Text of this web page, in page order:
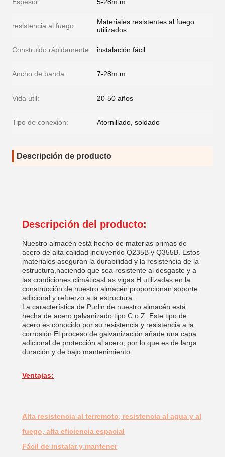
resistencia al fuego:
Materiales resistentes al fuego
utilizados.
Construido rápidamente: instalación fácil
Ancho de banda: 7-28m m
Vida útil: 20-50 años
Tipo de conexión: Atornillado, soldado
Descripción de producto
Descripción del producto:
Nuestro almacén está hecho de materias primas de
acero de alta calidad incluyendo Q235B y Q355B. Estos
materiales aseguran la durabilidad y la resistencia de la
estructura,haciendo que sea resistente al desgaste y a
las condiciones climáticasLas vigas H utilizadas en la
construcción de nuestro almacén proporcionan soporte
adicional y refuerzo a la estructura.
La característica de Purlin de nuestro almacén está
hecha de acero galvanizado tipo C o Z. Este tipo de
acero es conocido por su resistencia y resistencia a la
corrosión.El proceso de galvanización añade una capa
adicional de protección al acero, por lo que es de larga
duración y de bajo mantenimiento.
Ventajas:
Alta resistencia al terremoto, resistencia al agua y al
fuego, alta eficiencia espacial
Fácil de instalar y mantener